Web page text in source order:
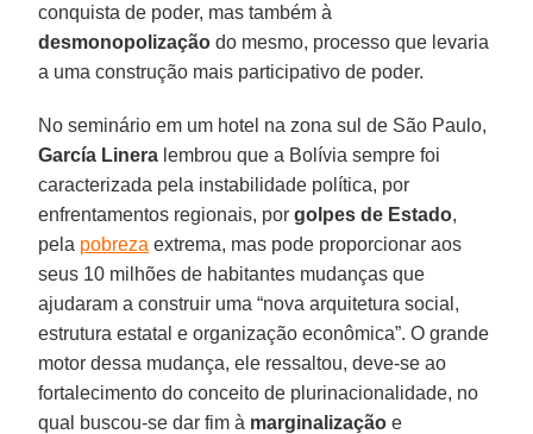
conquista de poder, mas também à
desmonopolização do mesmo, processo que levaria
a uma construção mais participativo de poder.
No seminário em um hotel na zona sul de São Paulo,
García Linera lembrou que a Bolívia sempre foi
caracterizada pela instabilidade política, por
enfrentamentos regionais, porgolpes de Estado,
pela pobreza extrema, mas pode proporcionar aos
seus 10 milhões de habitantes mudanças que
ajudaram a construir uma “nova arquitetura social,
estrutura estatal e organização econômica”. O grande
motor dessa mudança, ele ressaltou, deve-se ao
fortalecimento do conceito de plurinacionalidade, no
qual buscou-se dar fim à marginalização e